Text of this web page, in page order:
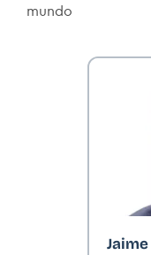
mundo